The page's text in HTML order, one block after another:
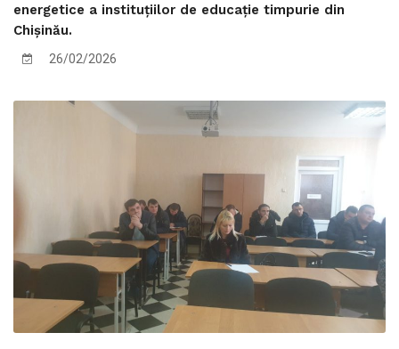
energetice a instituțiilor de educație timpurie din
Chișinău.
26/02/2026